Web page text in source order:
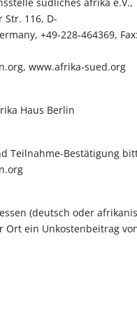
Str. 116, D-
+49-228-464369,
www.afrika-sued.org
Haus Berlin
Teilnahme-Bestätigung
(deutsch oder
Ort ein Unkostenbeitrag